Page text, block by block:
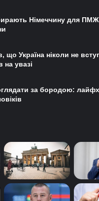
Німеччину для
що Україна ніколи не
увазі
за бородою: